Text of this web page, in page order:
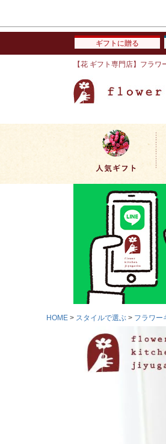
ギフトに贈る
【花 ギフト専門店】フラ
HOME スタイルで選ぶ フラワー